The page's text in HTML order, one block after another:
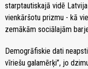
starptautiskajā vidē
vienkāršotu prizmu - kā
zemākām sociālajām
Demogrāfiskie dati
vīriešu galamērķi”, jo